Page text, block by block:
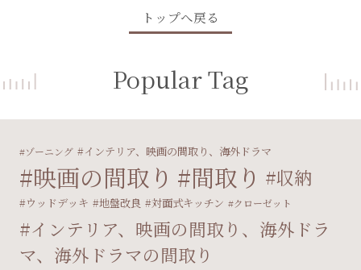
トップへ戻る
Popular Tag
ゾーニング インテリア、映画の間取り、海外ドラマ
映画の間取り 間取り 収納
ウッドデッキ 地盤改良 対面式キッチン クローゼット
インテリア、映画の間取り、海外ドラ
マ、海外ドラマの間取り